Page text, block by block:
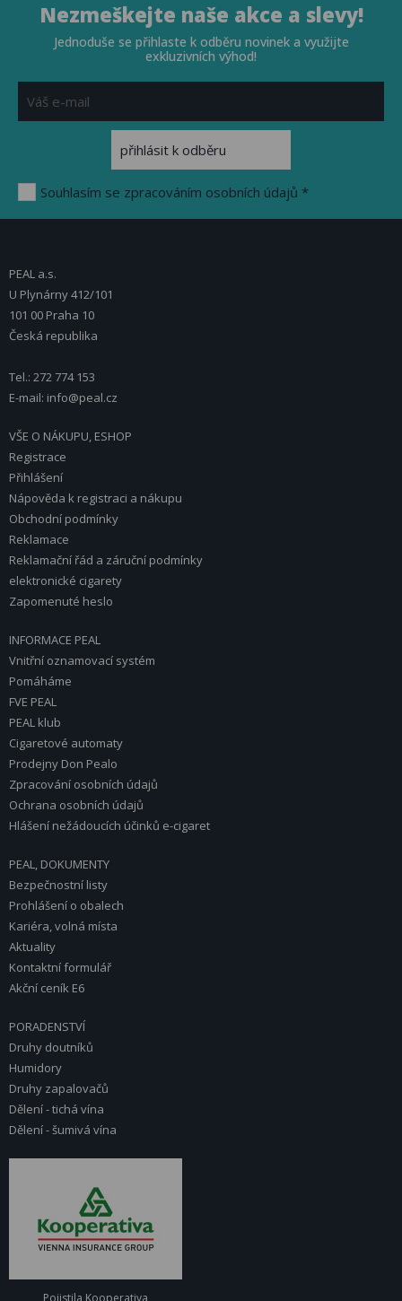
Nezmeškejte naše akce a slevy!
Jednoduše se přihlaste k odběru novinek a využijte
exkluzivních výhod!
Souhlasím se zpracováním osobních údajů *
PEAL a.s.
U Plynárny 412/101
101 00 Praha 10
Česká republika
Tel.: 272 774 153
E-mail: info@peal.cz
VŠE O NÁKUPU, ESHOP
Registrace
Přihlášení
Nápověda k registraci a nákupu
Obchodní podmínky
Reklamace
Reklamační řád a záruční podmínky
elektronické cigarety
Zapomenuté heslo
INFORMACE PEAL
Vnitřní oznamovací systém
Pomáháme
FVE PEAL
PEAL klub
Cigaretové automaty
Prodejny Don Pealo
Zpracování osobních údajů
Ochrana osobních údajů
Hlášení nežádoucích účinků e-cigaret
PEAL, DOKUMENTY
Bezpečnostní listy
Prohlášení o obalech
Kariéra, volná místa
Aktuality
Kontaktní formulář
Akční ceník E6
PORADENSTVÍ
Druhy doutníků
Humidory
Druhy zapalovačů
Dělení - tichá vína
Dělení - šumivá vína
Pojistila Kooperativa